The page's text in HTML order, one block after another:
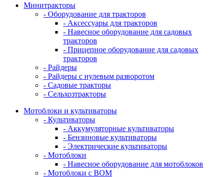
Минитракторы
- Оборудование для тракторов
- Аксессуары для тракторов
- Навесное оборудование для садовых
тракторов
- Прицепное оборудование для садовых
тракторов
- Райдеры
- Райдеры с нулевым разворотом
- Садовые тракторы
- Сельхозтракторы
Мотоблоки и культиваторы
- Культиваторы
- Аккумуляторные культиваторы
- Бензиновые культиваторы
- Электрические культиваторы
- Мотоблоки
- Навесное оборудование для мотоблоков
- Мотоблоки с ВОМ